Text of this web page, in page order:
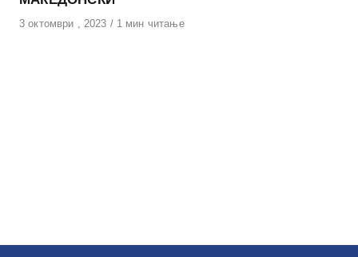
Објавено
3 октомври , 2023 1 мин читање